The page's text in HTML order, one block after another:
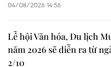
04/08/2026 14:56
Lễ hội Văn hóa, Du lịch
năm 2026 sẽ diễn ra từ
2/10